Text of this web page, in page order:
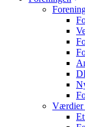
Værdier